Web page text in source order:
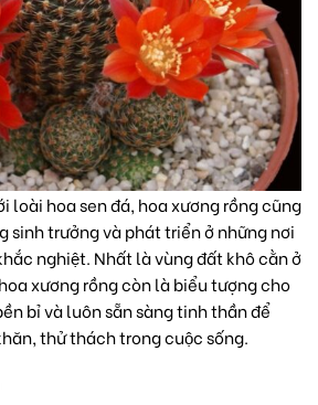
loài hoa sen đá, hoa xương rồng cũng
sinh trưởng và phát triển ở những nơi
nghiệt. Nhất là vùng đất khô cằn ở
xương rồng còn là biểu tượng cho
bỉ và luôn sẵn sàng tinh thần để
thử thách trong cuộc sống.